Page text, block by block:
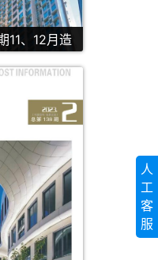
11、12月造
人
工
客
服